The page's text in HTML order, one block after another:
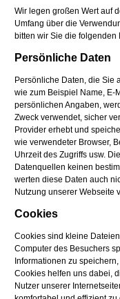
Wir legen großen Wert auf
Umfang über die
bitten wir Sie die
Persönliche Daten
Persönliche Daten, die Sie
wie zum Beispiel Name, E-
persönlichen Angaben,
Zweck verwendet, sicher
Provider erhebt und
wie verwendeter Browser,
Uhrzeit des Zugriffs usw.
Datenquellen keinen
werten diese Daten auch
Nutzung unserer Webseite
Cookies
Cookies sind kleine
Computer des Besuchers
Informationen zu
Cookies helfen uns dabei,
Nutzer unserer